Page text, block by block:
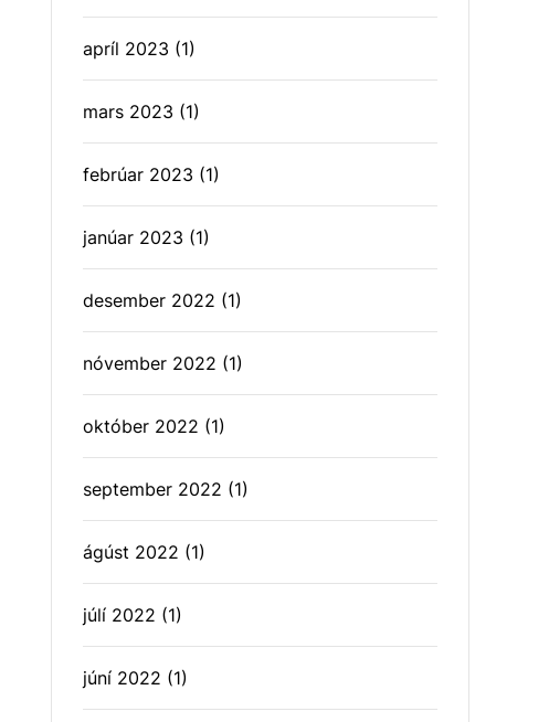
apríl 2023 (1)
mars 2023 (1)
febrúar 2023 (1)
janúar 2023 (1)
desember 2022 (1)
nóvember 2022 (1)
október 2022 (1)
september 2022 (1)
ágúst 2022 (1)
júlí 2022 (1)
júní 2022 (1)